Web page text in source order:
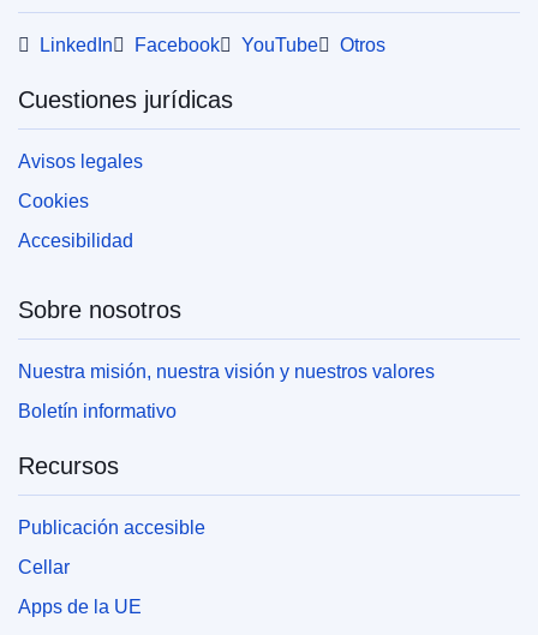
LinkedIn Facebook YouTube Otros
Cuestiones jurídicas
Avisos legales
Cookies
Accesibilidad
Sobre nosotros
Nuestra misión, nuestra visión y nuestros valores
Boletín informativo
Recursos
Publicación accesible
Cellar
Apps de la UE